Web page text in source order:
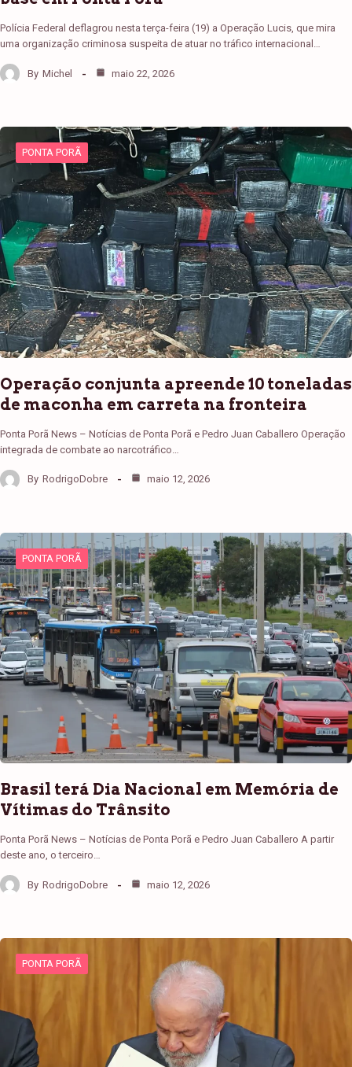
Polícia Federal deflagrou nesta terça-feira (19) a Operação Lucis, que mira
uma organização criminosa suspeita de atuar no tráfico internacional…
By Michel maio 22, 2026
PONTA PORÃ
Operação conjunta apreende 10 toneladas
de maconha em carreta na fronteira
Ponta Porã News – Notícias de Ponta Porã e Pedro Juan Caballero Operação
integrada de combate ao narcotráfico…
By RodrigoDobre maio 12, 2026
PONTA PORÃ
Brasil terá Dia Nacional em Memória de
Vítimas do Trânsito
Ponta Porã News – Notícias de Ponta Porã e Pedro Juan Caballero A partir
deste ano, o terceiro…
By RodrigoDobre maio 12, 2026
PONTA PORÃ